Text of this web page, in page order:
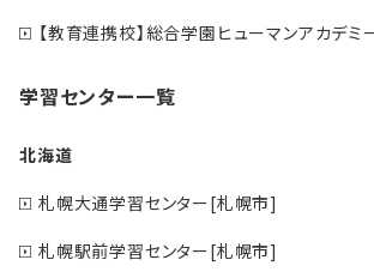
【教育連携校】総合学園ヒューマンアカデミ
学習センター一覧
北海道
札幌大通学習センター[札幌市]
札幌駅前学習センター[札幌市]